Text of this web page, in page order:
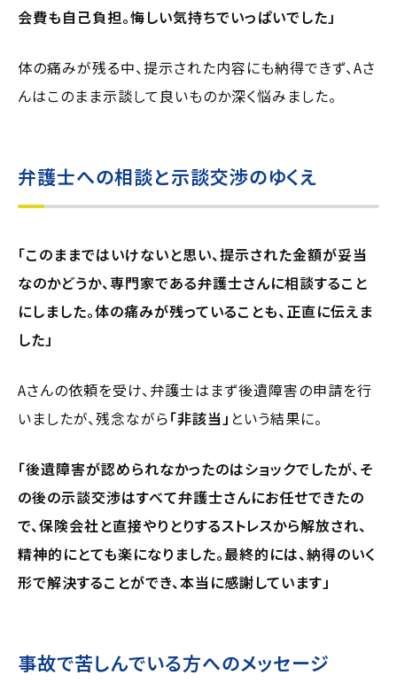
会費も自己負担。悔しい気持ちでいっぱいでした」
体の痛みが残る中、提示された内容にも納得できず、Aさ
んはこのまま示談して良いものか深く悩みました。
弁護士への相談と示談交渉のゆくえ
「このままではいけないと思い、提示された金額が妥当
なのかどうか、専門家である弁護士さんに相談すること
にしました。体の痛みが残っていることも、正直に伝えま
した」
Aさんの依頼を受け、弁護士はまず後遺障害の申請を行
いましたが、残念ながら「非該当」 という結果に。
「後遺障害が認められなかったのはショックでしたが、そ
の後の示談交渉はすべて弁護士さんにお任せできたの
で、保険会社と直接やりとりするストレスから解放され、
精神的にとても楽になりました。最終的には、納得のいく
形で解決することができ、本当に感謝しています」
事故で苦しんでいる方へのメッセージ